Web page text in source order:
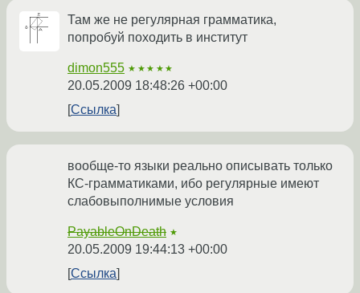
Там же не регулярная грамматика,
попробуй походить в институт
dimon555 ★★★★★
20.05.2009 18:48:26 +00:00
Ссылка
вообще-то языки реально описывать только
КС-грамматиками, ибо регулярные имеют
слабовыполнимые условия
PayableOnDeath ★
20.05.2009 19:44:13 +00:00
Ссылка